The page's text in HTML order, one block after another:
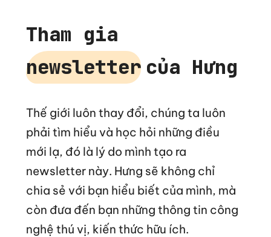
Tham gia
newsletter của Hưng
Thế giới luôn thay đổi, chúng ta luôn
phải tìm hiểu và học hỏi những điều
mới lạ, đó là lý do mình tạo ra
newsletter này. Hưng sẽ không chỉ
chia sẻ với bạn hiểu biết của mình, mà
còn đưa đến bạn những thông tin công
nghệ thú vị, kiến thức hữu ích.